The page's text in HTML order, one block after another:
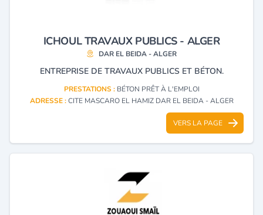
ICHOUL TRAVAUX PUBLICS - ALGER
DAR EL BEIDA - ALGER
ENTREPRISE DE TRAVAUX PUBLICS ET BÉTON.
PRESTATIONS : BÉTON PRÊT À L'EMPLOI
ADRESSE :CITE MASCARO EL HAMIZ DAR EL BEIDA - ALGER
VERS LA PAGE